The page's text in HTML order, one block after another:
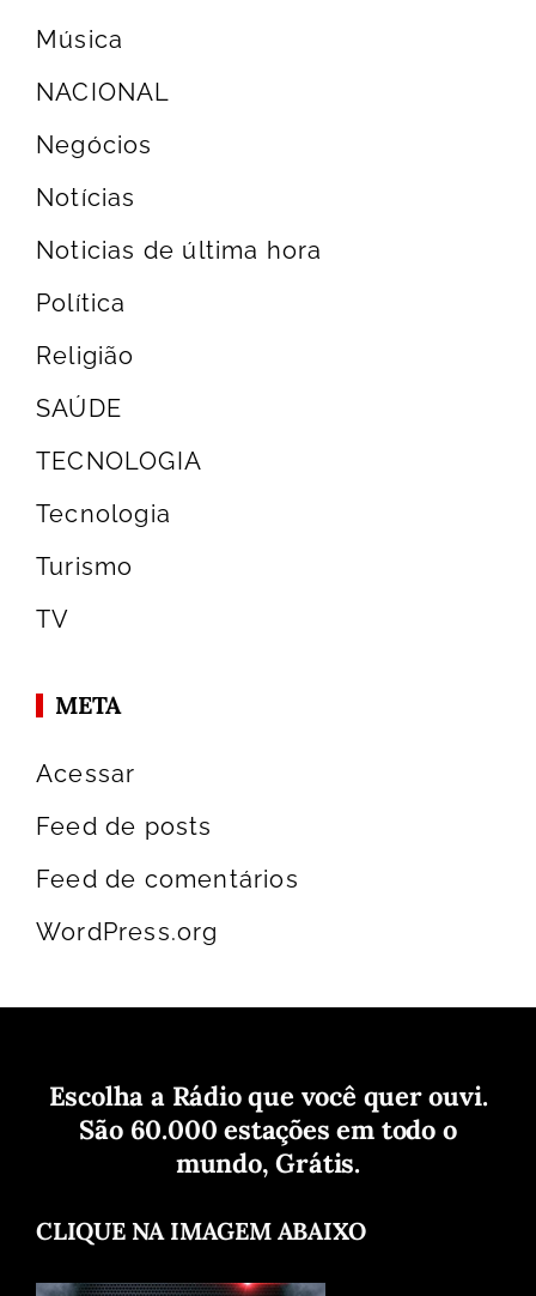
Música
NACIONAL
Negócios
Notícias
Noticias de última hora
Política
Religião
SAÚDE
TECNOLOGIA
Tecnologia
Turismo
TV
META
Acessar
Feed de posts
Feed de comentários
WordPress.org
Escolha a Rádio que você quer ouvi.
São 60.000 estações em todo o
mundo, Grátis.
CLIQUE NA IMAGEM ABAIXO